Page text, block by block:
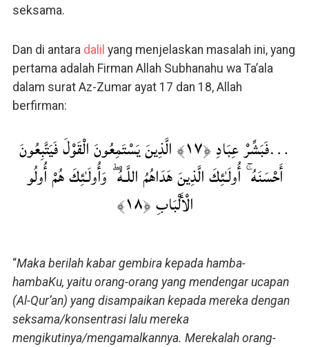
seksama.
Dan di antara dalil yang menjelaskan masalah ini, yang
pertama adalah Firman Allah Subhanahu wa Ta’ala
dalam surat Az-Zumar ayat 17 dan 18, Allah
berfirman:
…فَبَشِّرْ عِبَادِ ﴿١٧﴾ الَّذِينَ يَسْتَمِعُونَ الْقَوْلَ فَيَتَّبِعُونَ
أَحْسَنَهُ ۚ أُولَـٰئِكَ الَّذِينَ هَدَاهُمُ اللَّـهُ ۖ وَأُولَـٰئِكَ هُمْ أُولُو
الْأَلْبَابِ ﴿١٨﴾
“Maka berilah kabar gembira kepada hamba-
hambaKu, yaitu orang-orang yang mendengar ucapan
(Al-Qur’an) yang disampaikan kepada mereka dengan
seksama/konsentrasi lalu mereka
mengikutinya/mengamalkannya. Merekalah orang-